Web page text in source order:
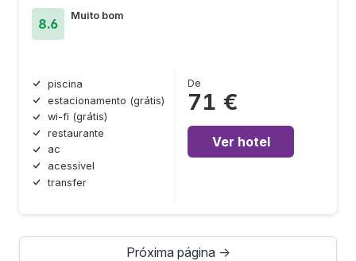
8.6
Muito bom
piscina
estacionamento (grátis)
wi-fi (grátis)
restaurante
ac
acessível
transfer
De
71 €
Ver hotel
Próxima página →